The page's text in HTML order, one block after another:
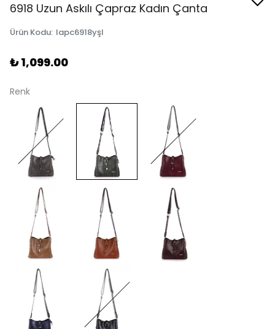
6918 Uzun Askılı Çapraz Kadın Çanta
Ürün Kodu: lapc6918yşl
₺ 1,099.00
Renk